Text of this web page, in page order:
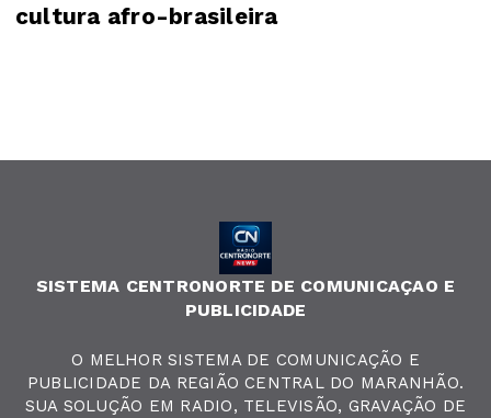
cultura afro-brasileira
SISTEMA CENTRONORTE DE COMUNICAÇAO E
PUBLICIDADE
O MELHOR SISTEMA DE COMUNICAÇÃO E
PUBLICIDADE DA REGIÃO CENTRAL DO MARANHÃO.
SUA SOLUÇÃO EM RADIO, TELEVISÃO, GRAVAÇÃO DE